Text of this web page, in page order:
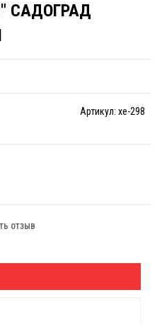
САДОГРАД
Артикул: xe-298
ОТЗЫВ